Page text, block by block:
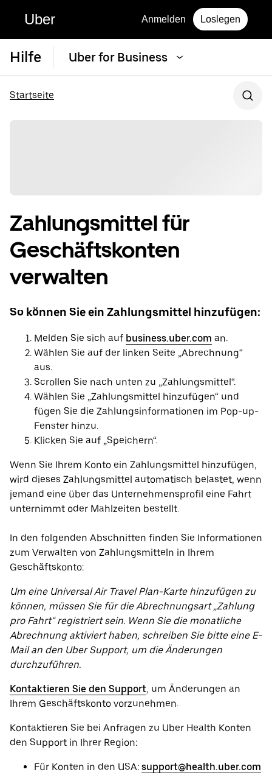
Uber Anmelden Loslegen
Hilfe Uber for Business
Startseite
Zahlungsmittel für
Geschäftskonten
verwalten
So können Sie ein Zahlungsmittel hinzufügen:
Melden Sie sich auf business.uber.com an.
Wählen Sie auf der linken Seite „Abrechnung“
aus.
Scrollen Sie nach unten zu „Zahlungsmittel“.
Wählen Sie „Zahlungsmittel hinzufügen“ und
fügen Sie die Zahlungsinformationen im Pop-up-
Fenster hinzu.
Klicken Sie auf „Speichern“.
Wenn Sie Ihrem Konto ein Zahlungsmittel hinzufügen,
wird dieses Zahlungsmittel automatisch belastet, wenn
jemand eine über das Unternehmensprofil eine Fahrt
unternimmt oder Mahlzeiten bestellt.
In den folgenden Abschnitten finden Sie Informationen
zum Verwalten von Zahlungsmitteln in Ihrem
Geschäftskonto:
Um eine Universal Air Travel Plan-Karte hinzufügen zu
können, müssen Sie für die Abrechnungsart „Zahlung
pro Fahrt“ registriert sein. Wenn Sie die monatliche
Abrechnung aktiviert haben, schreiben Sie bitte eine E-
Mail an den Uber Support, um die Änderungen
durchzuführen.
Kontaktieren Sie den Support, um Änderungen an
Ihrem Geschäftskonto vorzunehmen.
Kontaktieren Sie bei Anfragen zu Uber Health Konten
den Support in Ihrer Region:
Für Konten in den USA: support@health.uber.com